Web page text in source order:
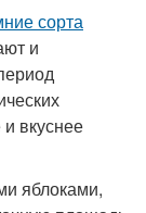
сорта
и
вкуснее
яблоками,